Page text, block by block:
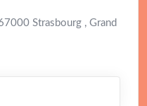
Strasbourg , Grand